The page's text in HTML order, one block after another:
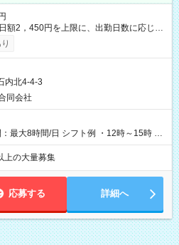
額2，450円を上限に、出勤日数に応じて
上限あり、手数料無料（Amazon負担）
内北4-4-3
同会社
最大8時間/日 シフト例 ・12時～15時 入
をご確認の上、申請してください。
上の大量募集
応募する 詳細へ